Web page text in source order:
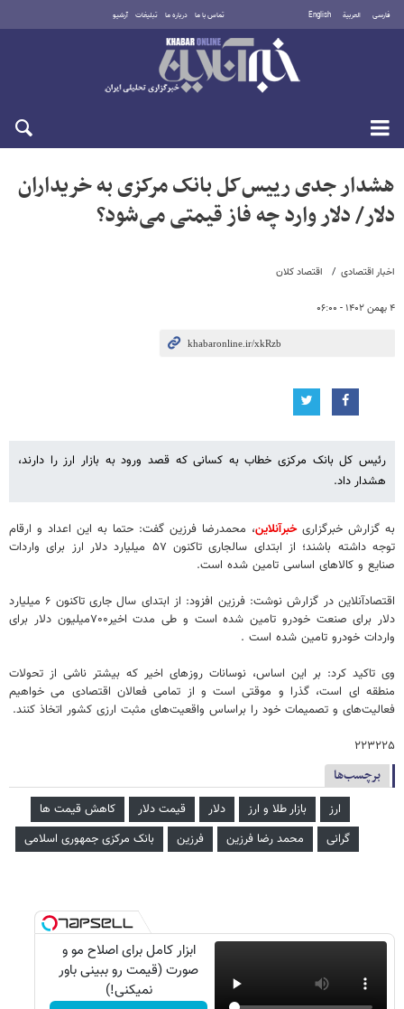
فارسی العربية English تماس با ما درباره ما تبلیغات آرشیو
پنجشنبه ۱۵ مرداد ۱۴۰۵
اخبار اقتصادی اقتصاد کلان
۴ بهمن ۱۴۰۲ - ۰۶:۰۰
هشدار جدی رییس‌کل بانک مرکزی به خریداران
دلار/ دلار وارد چه فاز قیمتی می‌شود؟
رئیس کل بانک مرکزی خطاب به کسانی که قصد ورود به بازار ارز را دارند،
هشدار داد.
به گزارش خبرگزاریخبرآنلاین، محمدرضا فرزین گفت: حتما به این اعداد و ارقام
توجه داشته باشند؛ از ابتدای سالجاری تاکنون ۵۷ میلیارد دلار ارز برای واردات
صنایع و کالاهای اساسی تامین شده است.
اقتصادآنلاین در گزارش نوشت: فرزین افزود: از ابتدای سال جاری تاکنون ۶ میلیارد
دلار برای صنعت خودرو تامین شده است و طی مدت اخیر۷۰۰میلیون دلار برای
واردات خودرو تامین شده است .
وی تاکید کرد: بر این اساس، نوسانات روزهای اخیر که بیشتر ناشی از تحولات
منطقه ای است، گذرا و موقتی است و از تمامی فعالان اقتصادی می خواهیم
فعالیت‌های و تصمیمات خود را براساس واقعیت‌های مثبت ارزی کشور اتخاذ کنند.
۲۲۳۲۲۵
برچسب‌ها
ارز بازار طلا و ارز دلار قیمت دلار
کاهش قیمت ها
گرانی
محمد رضا فرزین فرزین بانک مرکزی جمهوری اسلامی
ابزار کامل برای اصلاح مو و
صورت (قیمت رو ببینی باور
نمیکنی!)